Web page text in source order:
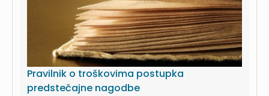
Pravilnik o troškovima postupka
predstečajne nagodbe